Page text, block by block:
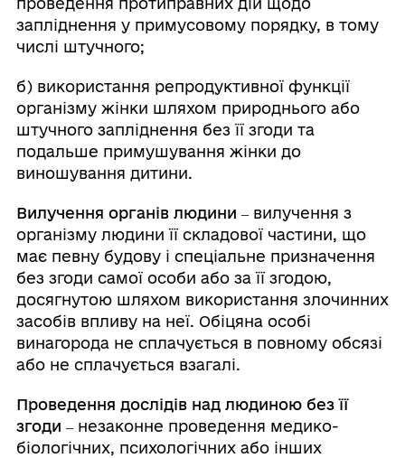
запліднення у примусовому порядку, в тому
числі штучного;
б) використання репродуктивної функції
організму жінки шляхом природнього або
штучного запліднення без її згоди та
подальше примушування жінки до
виношування дитини.
Вилучення органів людини ‒вилучення з
організму людини її складової частини, що
має певну будову і спеціальне призначення
без згоди самої особи або за її згодою,
досягнутою шляхом використання злочинних
засобів впливу на неї. Обіцяна особі
винагорода не сплачується в повному обсязі
або не сплачується взагалі.
Проведення дослідів над людиною без її
згоди ‒ незаконне проведення медико-
біологічних, психологічних або інших